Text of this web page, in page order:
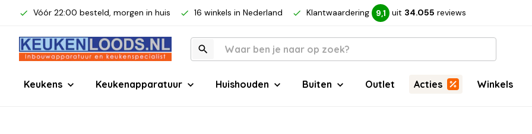
Vóór 22:00 besteld, morgen in huis 16 winkels in Nederland Klantwaardering 9,1 uit 34.055 reviews
Keukens Keukenapparatuur Huishouden Buiten Outlet Acties Winkels